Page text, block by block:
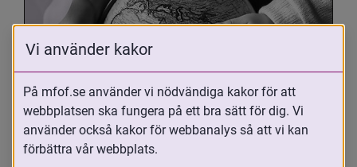
Oavsett om du är adopterad,
adoptivförälder eller arbetar med
Vi använder kakor
På mfof.se använder vi nödvändiga kakor för att
webbplatsen ska fungera på ett bra sätt för dig. Vi
använder också kakor för webbanalys så att vi kan
förbättra vår webbplats.